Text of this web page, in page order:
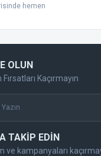
hemen
OLUN
Kaçırmayın
TAKİP EDİN
ve kampanyaları